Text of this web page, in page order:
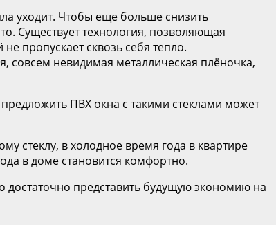
уходит. Чтобы еще больше снизить
Существует технология, позволяющая
пропускает сквозь себя тепло.
совсем невидимая металлическая плёночка,
ПВХ окна с такими стеклами может
стеклу, в холодное время года в квартире
в доме становится комфортно.
представить будущую экономию на